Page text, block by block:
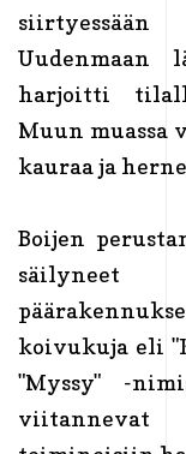
Uudenmaan
harjoitti
Muun muassa
kauraa ja
Boijen
säilyneet
koivukuja eli
"Myssy" -
viitannevat